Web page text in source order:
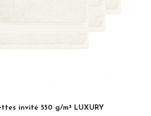
invité 550 g/m² LUXURY